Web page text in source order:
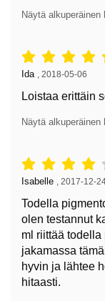
Näytä
Arvostelu: 5 tähdet
Arvostelun kirjoittaja:
Ida 2018-05-06
Loistaa erittäin
Näytä
Arvostelu: 4 tähdet
Arvostelun
Isabelle 2017-12-
Todella
olen testannut
ml riittää
jakamassa
hyvin ja lähtee
hitaasti.